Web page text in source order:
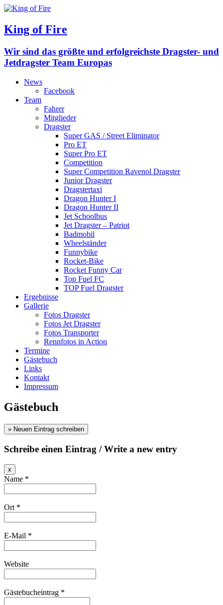
King of Fire
Wir sind das größte und erfolgreichste Dragster- und
Jetdragster Team Europas
News
Facebook
Team
Fahrer
Mitglieder
Dragster
Super GAS / Street Eliminator
Pro ET
Super Pro ET
Competition
Super Competition Ravenol Dragster
Junior Dragster
Dragstertaxi
Dragon Hunter I
Dragon Hunter II
Jet Schoolbus
Jet Dragster – Patriot
Badmobil
Wheelständer
Funnybike
Rocket-Bike
Rocket Funny Car
Top Fuel FC
TOP Fuel Dragster
Ergebnisse
Gallerie
Fotos Dragster
Fotos Jet Dragster
Fotos Transporter
Rennfotos in Action
Termine
Gästebuch
Links
Kontakt
Impressum
Gästebuch
Schreibe einen Eintrag / Write a new entry
x
Formular
ausblenden
Name *
Ort *
E-Mail *
Website
Gästebucheintrag *